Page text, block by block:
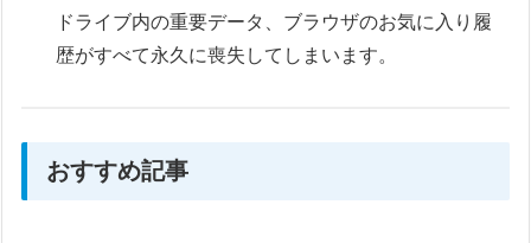
ドライブ内の重要データ、ブラウザのお気に入り履
歴がすべて永久に喪失してしまいます。
おすすめ記事